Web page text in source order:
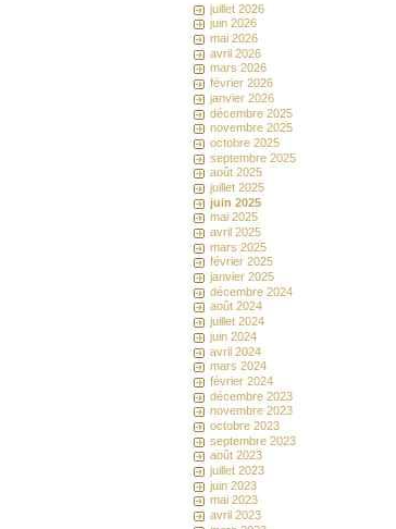
juillet 2026
juin 2026
mai 2026
avril 2026
mars 2026
février 2026
janvier 2026
décembre 2025
novembre 2025
octobre 2025
septembre 2025
août 2025
juillet 2025
juin 2025
mai 2025
avril 2025
mars 2025
février 2025
janvier 2025
décembre 2024
août 2024
juillet 2024
juin 2024
avril 2024
mars 2024
février 2024
décembre 2023
novembre 2023
octobre 2023
septembre 2023
août 2023
juillet 2023
juin 2023
mai 2023
avril 2023